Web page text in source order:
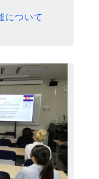
について